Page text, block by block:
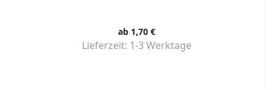
ab 1,70 €
Lieferzeit: 1-3 Werktage